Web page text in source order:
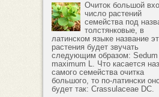
Очиток большой
число растений
семейства под
толстянковые, в
латинском языке название
растения будет звучать
следующим образом: Sedum
maximum L. Что касается
самого семейства очитка
большого, то по-латински
будет так: Crassulaceae DC.